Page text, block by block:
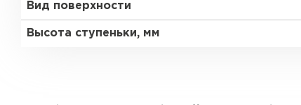
Вид поверхности
Высота ступеньки, мм